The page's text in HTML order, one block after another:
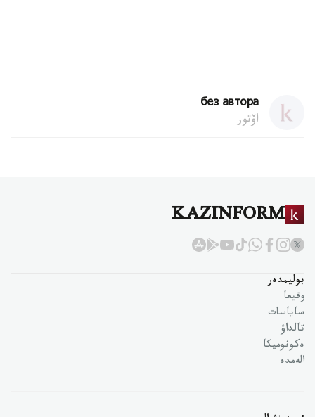
без автора
اۆتور
KAZINFORM
بوليمدەر
وقيعا
ساياسات
تالداۋ
ەكونوميكا
الەمدە